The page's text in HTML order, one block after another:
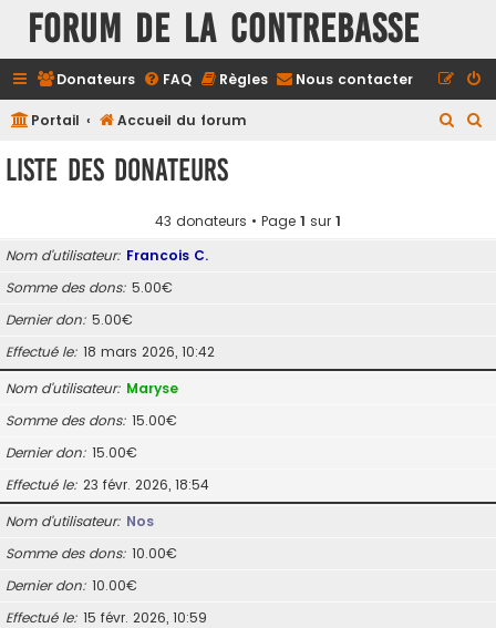
FORUM DE LA CONTREBASSE
Donateurs FAQ Règles Nous contacter
Portail Accueil du forum
Liste des donateurs
43 donateurs • Page 1 sur 1
Nom d’utilisateur Francois C.
Somme des dons 5.00€
Dernier don 5.00€
Effectué le 18 mars 2026, 10:42
Nom d’utilisateur Maryse
Somme des dons 15.00€
Dernier don 15.00€
Effectué le 23 févr. 2026, 18:54
Nom d’utilisateur Nos
Somme des dons 10.00€
Dernier don 10.00€
Effectué le 15 févr. 2026, 10:59